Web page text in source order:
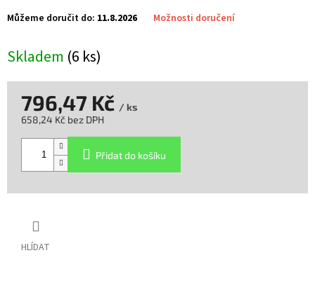
Skladem (6 ks)
Můžeme doručit do: 11.8.2026 Možnosti doručení
HLÍDAT
796,47 Kč / ks
658,24 Kč bez DPH
Přidat do košíku